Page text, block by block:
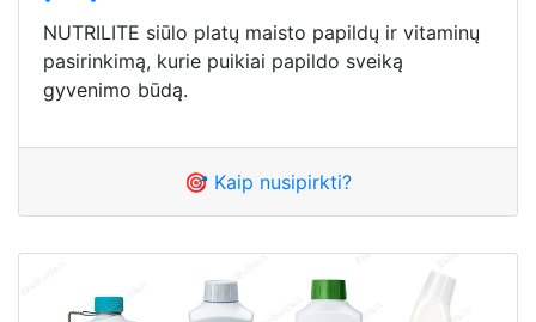
NUTRILITE siūlo platų maisto papildų ir vitaminų
pasirinkimą, kurie puikiai papildo sveiką
gyvenimo būdą.
🎯 Kaip nusipirkti?